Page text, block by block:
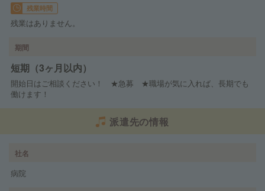
残業時間
残業はありません。
期間
短期（3ヶ月以内）
開始日はご相談ください！ ★急募 ★職場が気に入れば、長期でも
働けます！
派遣先の情報
社名
病院